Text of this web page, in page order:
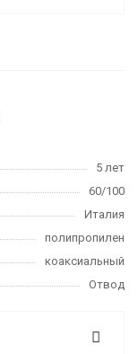
5 лет
60/100
Италия
полипропилен
коаксиальный
Отвод